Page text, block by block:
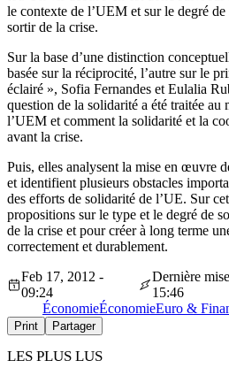
le contexte de l’UEM et sur le degré
sortir de la crise.
Sur la base d’une distinction
basée sur la réciprocité, l’autre sur le
éclairé », Sofia Fernandes et Eulalia
question de la solidarité a été traitée au
l’UEM et comment la solidarité et la
avant la crise.
Puis, elles analysent la mise en œuvre
et identifient plusieurs obstacles
des efforts de solidarité de l’UE. Sur
propositions sur le type et le degré de
de la crise et pour créer à long terme
correctement et durablement.
Feb 17, 2012 -
09:24
Dernière
15:46
ÉconomieÉconomieEuro &
Print Partager
LES PLUS LUS